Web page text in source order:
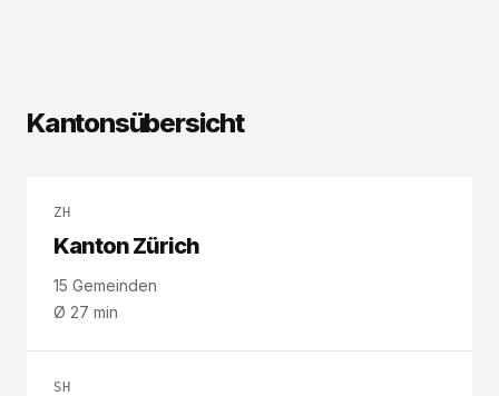
Kantonsübersicht
ZH
Kanton Zürich
15 Gemeinden
Ø 27 min
SH